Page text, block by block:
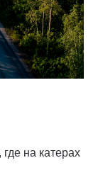
на катерах